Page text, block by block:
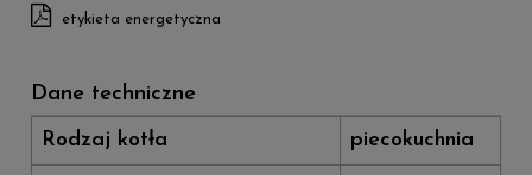
etykieta energetyczna
Dane techniczne
Rodzaj kotła piecokuchnia